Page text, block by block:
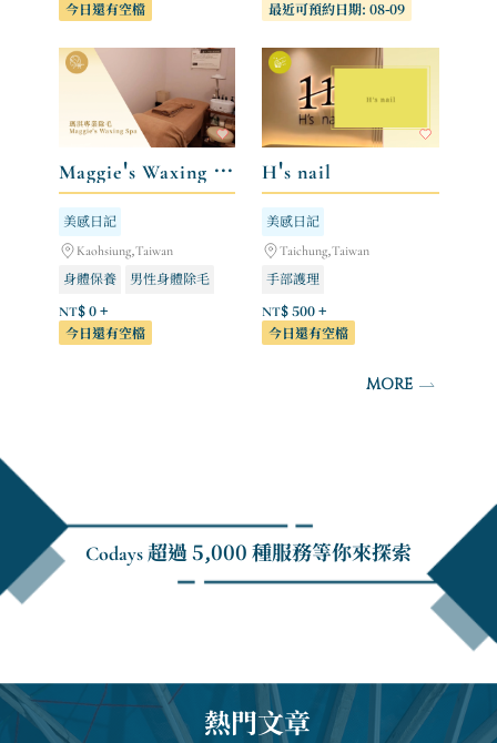
今日還有空檔
最近可預約日期: 08-09
Maggie's Waxing Spa 瑪淇專業除毛
美感日記
Kaohsiung,Taiwan
身體保養
男性身體除毛
女性身體除毛
NT$ 0 +
今日還有空檔
H's nail
美感日記
Taichung,Taiwan
手部護理
凝膠延甲（全手）
足部護理
NT$ 500 +
今日還有空檔
MORE
Codays 超過 5,000 種服務等你來探索
熱門文章